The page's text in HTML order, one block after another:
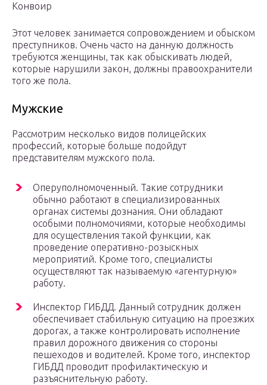
Конвоир
Этот человек занимается сопровождением и обыском
преступников. Очень часто на данную должность
требуются женщины, так как обыскивать людей,
которые нарушили закон, должны правоохранители
того же пола.
Мужские
Рассмотрим несколько видов полицейских
профессий, которые больше подойдут
представителям мужского пола.
Оперуполномоченный. Такие сотрудники
обычно работают в специализированных
органах системы дознания. Они обладают
особыми полномочиями, которые необходимы
для осуществления такой функции, как
проведение оперативно-розыскных
мероприятий. Кроме того, специалисты
осуществляют так называемую «агентурную»
работу.
Инспектор ГИБДД. Данный сотрудник должен
обеспечивает стабильную ситуацию на проезжих
дорогах, а также контролировать исполнение
правил дорожного движения со стороны
пешеходов и водителей. Кроме того, инспектор
ГИБДД проводит профилактическую и
разъяснительную работу.